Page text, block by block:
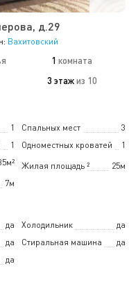
д.29
Вахитовский
1 комната
3 этаж из 10
1 Спальных мест
3
1 Одноместных кроватей
1
Жилая площадь 25м
²
7м
да Холодильник
да
да Стиральная машина
да
да